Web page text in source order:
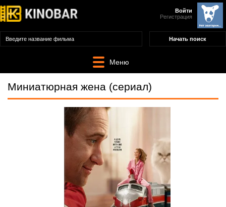
Войти
Регистрация
Меню
Миниатюрная жена (сериал)